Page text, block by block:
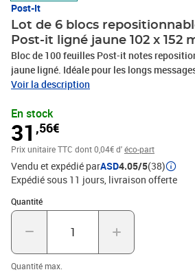
Post-It
Lot de 6 blocs
Post-it ligné jaune 102 x 152
Bloc de 100 feuilles Post-it notes
jaune ligné. Idéale pour les longs
leur grand format. Plus de surface pour un
blocs.
Voir la description
En stock
31 ,56€
Prix unitaire TTC dont 0,04€ d'éco-part
Vendu et expédié parASD4.05/5(38)
Expédié sous 11 jours livraison offerte
Quantité
Quantité : 1
Quantité max.